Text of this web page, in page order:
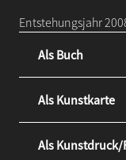
Entstehungsjahr
Als Buch
Als Kunstkarte
Als Kunstdruck/